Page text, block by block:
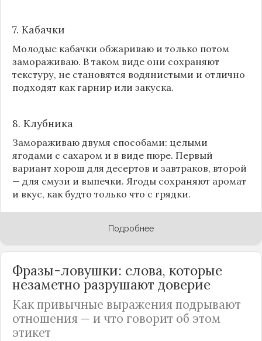
7. Кабачки
Молодые кабачки обжариваю и только потом
замораживаю. В таком виде они сохраняют
текстуру, не становятся водянистыми и отлично
подходят как гарнир или закуска.
8. Клубника
Замораживаю двумя способами: целыми
ягодами с сахаром и в виде пюре. Первый
вариант хорош для десертов и завтраков, второй
— для смузи и выпечки. Ягоды сохраняют аромат
и вкус, как будто только что с грядки.
Подробнее
Фразы-ловушки: слова, которые
незаметно разрушают доверие
Как привычные выражения подрывают
отношения — и что говорит об этом
этикет